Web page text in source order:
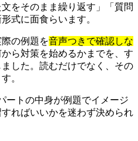
をそのまま繰り返す」「質問
式に面食らいます。
の例題を音声つきで確認しな
から対策を始めるかまでを、す
した。読むだけでなく、その
。
ートの中身が例題でイメージ
ればいいかを迷わず決められ